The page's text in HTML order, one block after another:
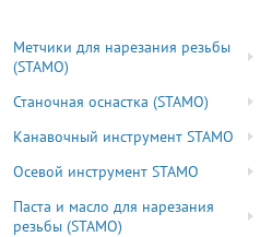
Метчики для нарезания резьбы
(STAMO)
Станочная оснастка (STAMO)
Канавочный инструмент STAMO
Осевой инструмент STAMO
Паста и масло для нарезания
резьбы (STAMO)